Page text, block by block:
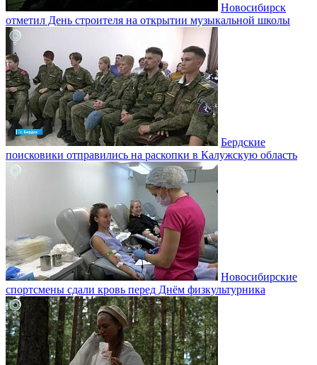
Новосибирск
отметил День строителя на открытии музыкальной школы
Бердские
поисковики отправились на раскопки в Калужскую область
Новосибирские
спортсмены сдали кровь перед Днём физкультурника